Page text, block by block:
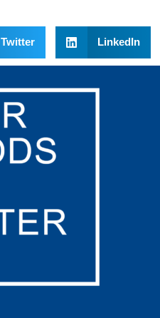
Twitter LinkedIn